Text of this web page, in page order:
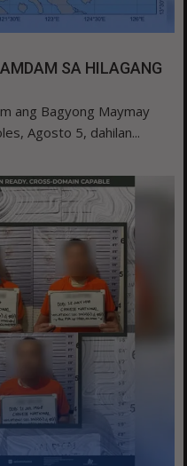
SA HILAGANG
ang Bagyong Maymay
Agosto 5, dahilan...